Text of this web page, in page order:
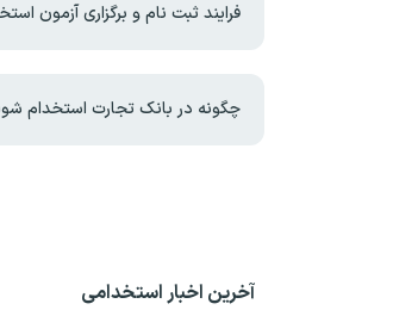
فرایند ثبت نام و برگزاری آزمون
چگونه در بانک تجارت استخدام
آخرین اخبار استخدامی